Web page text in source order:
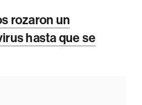
rozaron un
hasta que se